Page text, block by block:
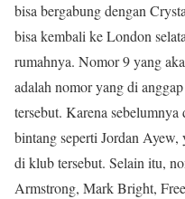
bisa bergabung dengan
bisa kembali ke London
rumahnya. Nomor 9 yang
adalah nomor yang di
tersebut. Karena
bintang seperti Jordan Ayew,
di klub tersebut. Selain itu,
Armstrong, Mark Bright,